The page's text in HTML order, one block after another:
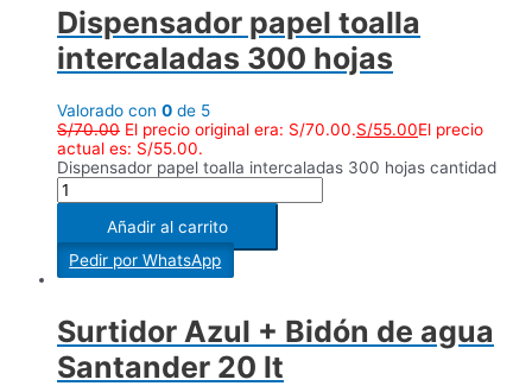
Dispensador papel toalla
intercaladas 300 hojas
Valorado con 0 de 5
S/70.00 El precio original era: S/70.00.S/55.00El precio
actual es: S/55.00.
Dispensador papel toalla intercaladas 300 hojas cantidad
Añadir al carrito
Pedir por WhatsApp
Surtidor Azul + Bidón de agua
Santander 20 lt